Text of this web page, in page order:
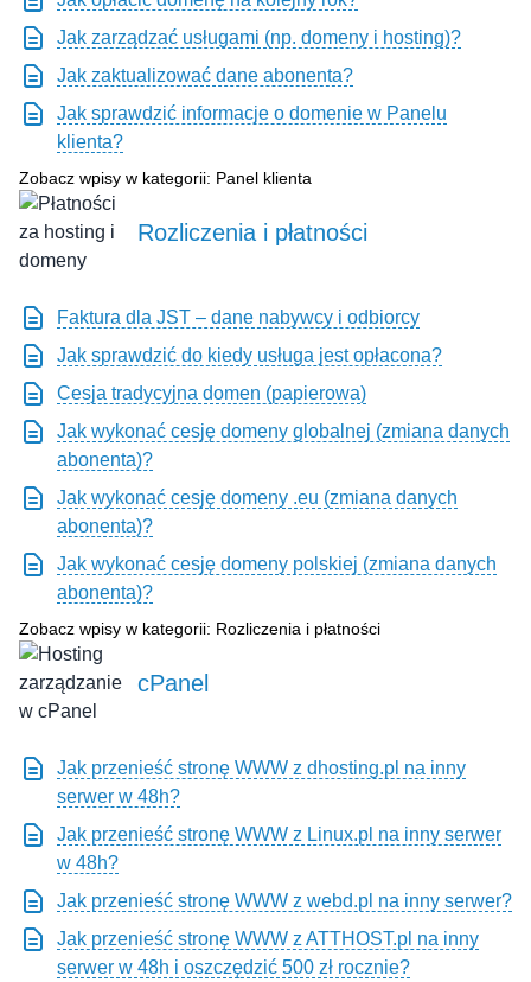
Jak zarządzać usługami (np. domeny i hosting)?
Jak zaktualizować dane abonenta?
Jak sprawdzić informacje o domenie w Panelu
klienta?
Zobacz wpisy w kategorii: Panel klienta
Rozliczenia i płatności
Faktura dla JST – dane nabywcy i odbiorcy
Jak sprawdzić do kiedy usługa jest opłacona?
Cesja tradycyjna domen (papierowa)
Jak wykonać cesję domeny globalnej (zmiana danych
abonenta)?
Jak wykonać cesję domeny .eu (zmiana danych
abonenta)?
Jak wykonać cesję domeny polskiej (zmiana danych
abonenta)?
Zobacz wpisy w kategorii: Rozliczenia i płatności
cPanel
Jak przenieść stronę WWW z dhosting.pl na inny
serwer w 48h?
Jak przenieść stronę WWW z Linux.pl na inny serwer
w 48h?
Jak przenieść stronę WWW z webd.pl na inny serwer?
Jak przenieść stronę WWW z ATTHOST.pl na inny
serwer w 48h i oszczędzić 500 zł rocznie?